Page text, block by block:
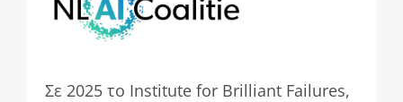
Σε 2025 το Institute for Brilliant Failures,